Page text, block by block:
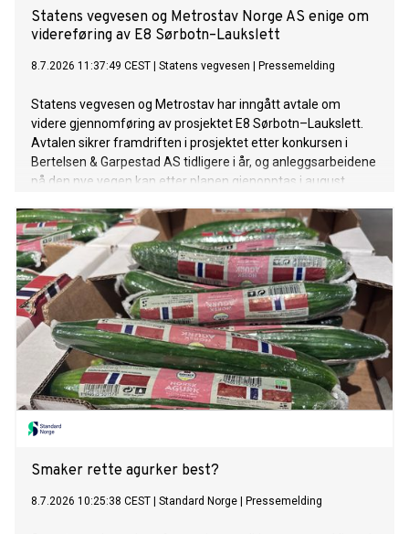
Statens vegvesen og Metrostav Norge AS enige om
videreføring av E8 Sørbotn–Laukslett
8.7.2026 11:37:49 CEST Statens vegvesen Pressemelding
Statens vegvesen og Metrostav har inngått avtale om
videre gjennomføring av prosjektet E8 Sørbotn–Laukslett.
Avtalen sikrer framdriften i prosjektet etter konkursen i
Bertelsen & Garpestad AS tidligere i år, og anleggsarbeidene
på den nye vegen kan etter planen gjenopptas i august.
Smaker rette agurker best?
8.7.2026 10:25:38 CEST Standard Norge Pressemelding